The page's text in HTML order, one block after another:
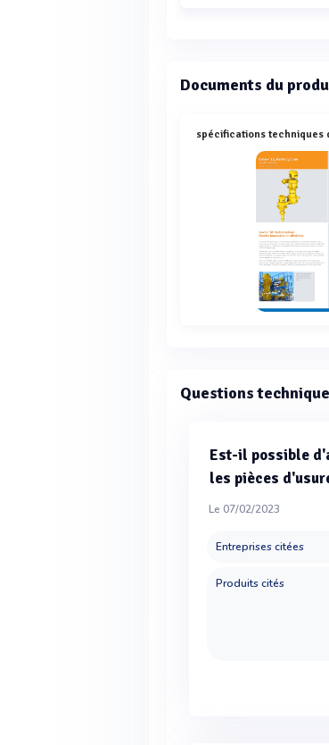
Documents du
Questions
Est-il possible
les pièces
Le 07/02/2023
Entreprises citées
Produits cités